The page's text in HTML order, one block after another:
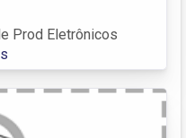
Prod Eletrônicos